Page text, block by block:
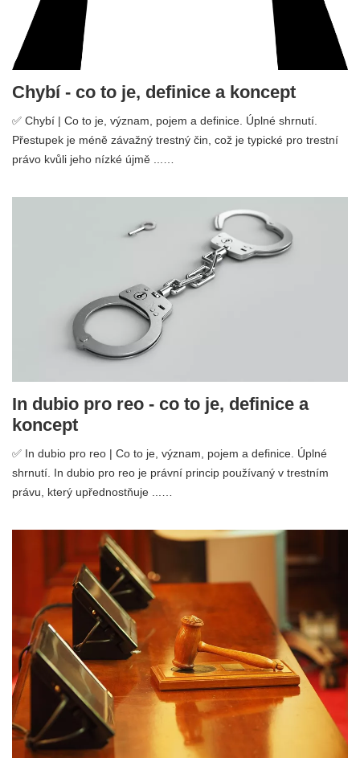
Chybí - co to je, definice a koncept
✅ Chybí | Co to je, význam, pojem a definice. Úplné shrnutí.
Přestupek je méně závažný trestný čin, což je typické pro trestní
právo kvůli jeho nízké újmě ...…
In dubio pro reo - co to je, definice a
koncept
✅ In dubio pro reo | Co to je, význam, pojem a definice. Úplné
shrnutí. In dubio pro reo je právní princip používaný v trestním
právu, který upřednostňuje ...…